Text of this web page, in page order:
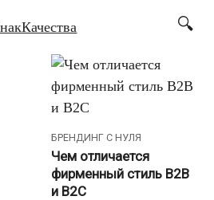
БРЕНДИНГ С НУЛЯ
Чем отличается
фирменный стиль B2B
и B2C